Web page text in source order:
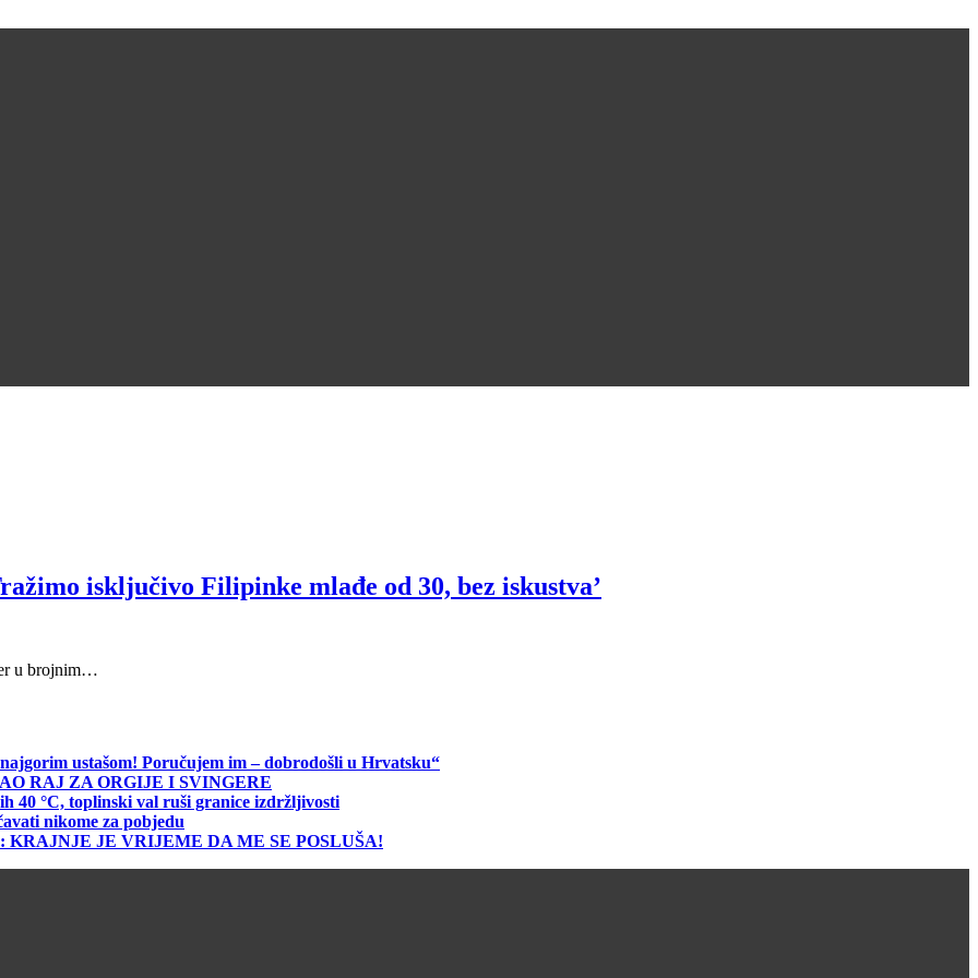
isključivo Filipinke mlađe od 30, bez iskustva’
u brojnim…
ustašom! Poručujem im – dobrodošli u Hrvatsku“
RAJ ZA ORGIJE I SVINGERE
40 °C, toplinski val ruši granice izdržljivosti
nikome za pobjedu
KRAJNJE JE VRIJEME DA ME SE POSLUŠA!